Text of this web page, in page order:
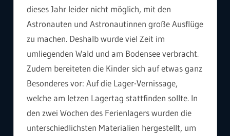
dieses Jahr leider nicht möglich, mit den
Astronauten und Astronautinnen große Ausflüge
zu machen. Deshalb wurde viel Zeit im
umliegenden Wald und am Bodensee verbracht.
Zudem bereiteten die Kinder sich auf etwas ganz
Besonderes vor: Auf die Lager-Vernissage,
welche am letzen Lagertag stattfinden sollte. In
den zwei Wochen des Ferienlagers wurden die
unterschiedlichsten Materialien hergestellt, um